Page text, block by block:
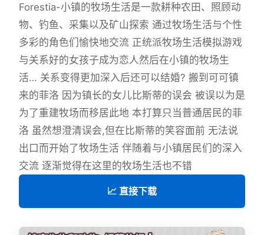
Forestia-小镇的牧场生活是一款耕种农田、照顾动
物、钓鱼、采集以及矿山探索 通过牧场生活与个性
多彩的角色们愉快地交流 正统派牧场生活模拟游戏
与关系好的女孩子成为恋人然后在小镇的牧场生
活… 关系变得更加深入后还可以结婚? 搬到可可镇
来的菲洛 因为镇长的女儿比斯蒂的误会 被误以为是
为了重建牧场而移居此地 本打算只当普通居民的菲
洛 虽然想澄清误会,但在比斯蒂的笑容面前 无法说
出口而开始了牧场生活 伴随着与小镇居民们的深入
交流 逐渐觉得在这里的牧场生活也不错
📈 直接下载